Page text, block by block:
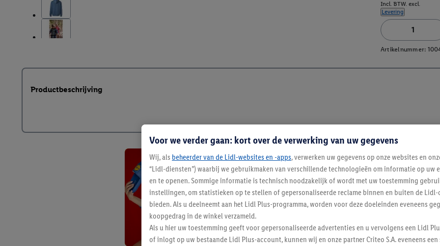
Incl. BTW. excl.
Levering
Artikelnummer:
Productbeschrijving
Blijf op de
Schrijf je in op de
Voor we verder gaan: kort over de verwerking van uw gegevens
Wij, als beheerder van de Lidl-websites en -apps, verwerken uw gegevens op onze websites en
“Lidl-diensten”) waarbij we gebruikmaken van verschillende technologieën om informatie op uw
en te openen. Sommige informatie is technisch noodzakelijk of wordt met uw toestemming
instellingen, om statistieken op te stellen of gepersonaliseerde reclame binnen en buiten de Lidl-
bieden. Als u deelneemt aan het Lidl Plus-programma, worden voor deze doeleinden eveneens
koopgedrag in de winkel verzameld.
Als u hier uw toestemming geeft voor gepersonaliseerde advertenties en u vervolgens een Lidl
of inlogt op uw bestaande Lidl Plus-account, kunnen wij en onze partner Criteo S.A. eveneens